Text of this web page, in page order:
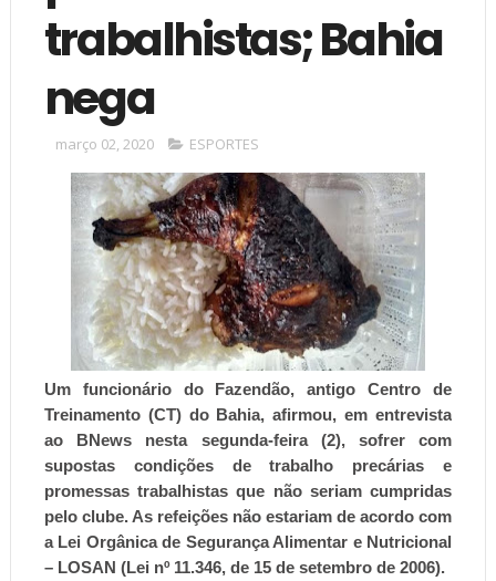
trabalhistas; Bahia
nega
março 02, 2020 ESPORTES
Um funcionário do Fazendão, antigo Centro de
Treinamento (CT) do Bahia, afirmou, em entrevista
ao
BNews nesta segunda-feira (2), sofrer com
supostas condições de trabalho precárias e
promessas trabalhistas que não seriam cumpridas
pelo clube. As refeições não estariam de acordo com
a Lei Orgânica de Segurança Alimentar e Nutricional
– LOSAN (Lei nº 11.346, de 15 de setembro de 2006).